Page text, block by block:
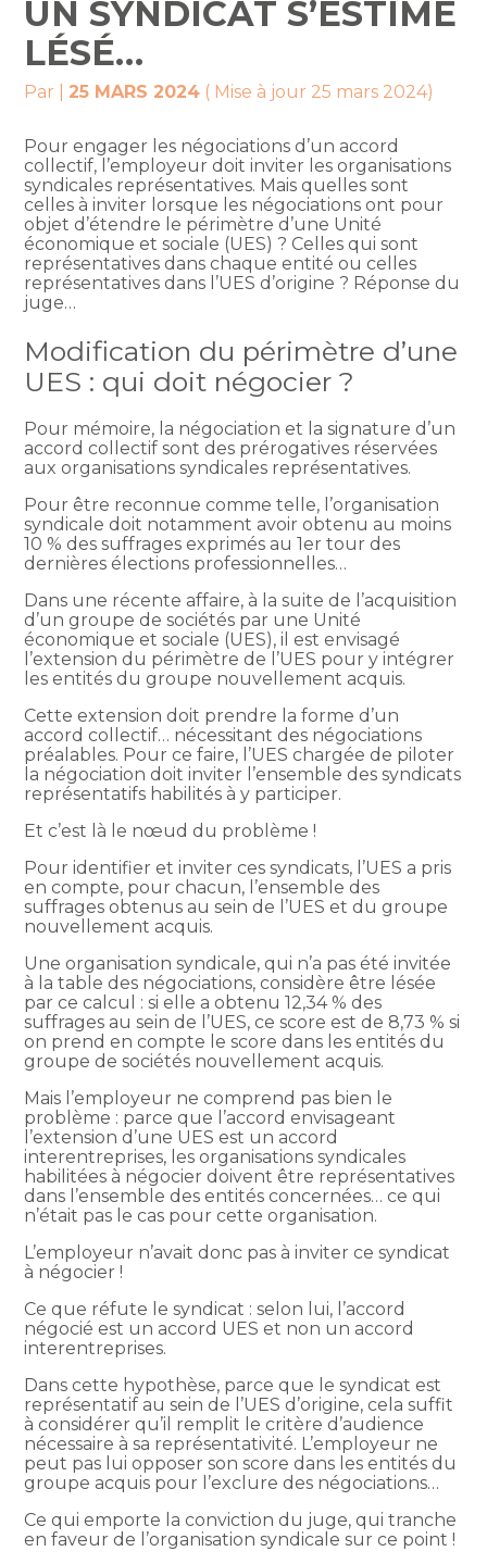
UN SYNDICAT S’ESTIME
LÉSÉ…
Par 25 MARS 2024 ( Mise à jour 25 mars 2024)
Pour engager les négociations d’un accord
collectif, l’employeur doit inviter les organisations
syndicales représentatives. Mais quelles sont
celles à inviter lorsque les négociations ont pour
objet d’étendre le périmètre d’une Unité
économique et sociale (UES) ? Celles qui sont
représentatives dans chaque entité ou celles
représentatives dans l’UES d’origine ? Réponse du
juge…
Modification du périmètre d’une
UES : qui doit négocier ?
Pour mémoire, la négociation et la signature d’un
accord collectif sont des prérogatives réservées
aux organisations syndicales représentatives.
Pour être reconnue comme telle, l’organisation
syndicale doit notamment avoir obtenu au moins
10 % des suffrages exprimés au 1er tour des
dernières élections professionnelles…
Dans une récente affaire, à la suite de l’acquisition
d’un groupe de sociétés par une Unité
économique et sociale (UES), il est envisagé
l’extension du périmètre de l’UES pour y intégrer
les entités du groupe nouvellement acquis.
Cette extension doit prendre la forme d’un
accord collectif… nécessitant des négociations
préalables. Pour ce faire, l’UES chargée de piloter
la négociation doit inviter l’ensemble des syndicats
représentatifs habilités à y participer.
Et c’est là le nœud du problème !
Pour identifier et inviter ces syndicats, l’UES a pris
en compte, pour chacun, l’ensemble des
suffrages obtenus au sein de l’UES et du groupe
nouvellement acquis.
Une organisation syndicale, qui n’a pas été invitée
à la table des négociations, considère être lésée
par ce calcul : si elle a obtenu 12,34 % des
suffrages au sein de l’UES, ce score est de 8,73 % si
on prend en compte le score dans les entités du
groupe de sociétés nouvellement acquis.
Mais l’employeur ne comprend pas bien le
problème : parce que l’accord envisageant
l’extension d’une UES est un accord
interentreprises, les organisations syndicales
habilitées à négocier doivent être représentatives
dans l’ensemble des entités concernées… ce qui
n’était pas le cas pour cette organisation.
L’employeur n’avait donc pas à inviter ce syndicat
à négocier !
Ce que réfute le syndicat : selon lui, l’accord
négocié est un accord UES et non un accord
interentreprises.
Dans cette hypothèse, parce que le syndicat est
représentatif au sein de l’UES d’origine, cela suffit
à considérer qu’il remplit le critère d’audience
nécessaire à sa représentativité. L’employeur ne
peut pas lui opposer son score dans les entités du
groupe acquis pour l’exclure des négociations…
Ce qui emporte la conviction du juge, qui tranche
en faveur de l’organisation syndicale sur ce point !